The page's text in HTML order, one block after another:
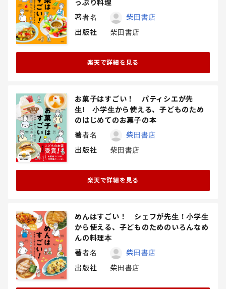
っぷり料理
著者名
柴田書店
出版社
柴田書店
楽天で詳細を見る
お菓子はすごい！ パティシエが先
生! 小学生から使える、子どものため
のはじめてのお菓子の本
著者名
柴田書店
出版社
柴田書店
楽天で詳細を見る
めんはすごい！ シェフが先生！小学生
から使える、子どものためのいろんなめ
んの料理本
著者名
柴田書店
出版社
柴田書店